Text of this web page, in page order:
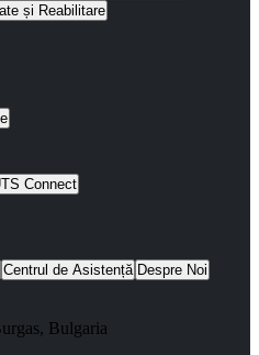
și Reabilitare
Connect
Centrul de Asistență Despre Noi
, Bulgaria